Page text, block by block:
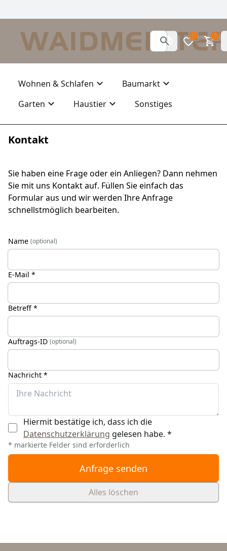
0 0
Wohnen & Schlafen
Baumarkt
Garten
Haustier Sonstiges
Kontakt
Sie haben eine Frage oder ein Anliegen? Dann nehmen
Sie mit uns Kontakt auf. Füllen Sie einfach das
Formular aus und wir werden Ihre Anfrage
schnellstmöglich bearbeiten.
Name (optional)
E-Mail *
Betreff *
Auftrags-ID (optional)
Nachricht *
Hiermit bestätige ich, dass ich die
Datenschutzerklärung gelesen habe. *
* markierte Felder sind erforderlich
Alles löschen
Anfrage senden